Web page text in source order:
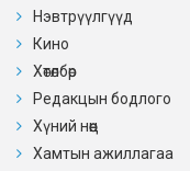
Нэвтрүүлгүүд
Кино
Хөтөлбөр
Редакцын бодлого
Хүний нөөц
Хамтын ажиллагаа